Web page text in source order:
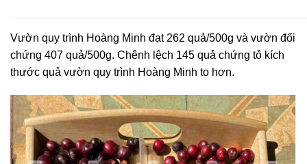
Vườn quy trình Hoàng Minh đạt 262 quả/500g và vườn đối
chứng 407 quả/500g. Chênh lệch 145 quả chứng tỏ kích
thước quả vườn quy trình Hoàng Minh to hơn.